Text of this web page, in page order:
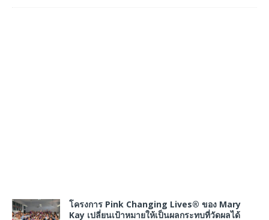
โครงการ Pink Changing Lives® ของ Mary
Kay เปลี่ยนเป้าหมายให้เป็นผลกระทบที่วัดผลได้